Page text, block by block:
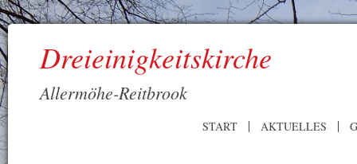
Dreieinigkeitskirche
Allermöhe-Reitbrook
START AKTUELLES